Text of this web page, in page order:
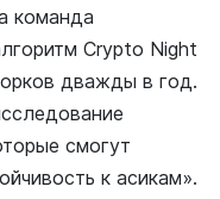
команда
Crypto Night
дважды в год.
смогут
к асикам».